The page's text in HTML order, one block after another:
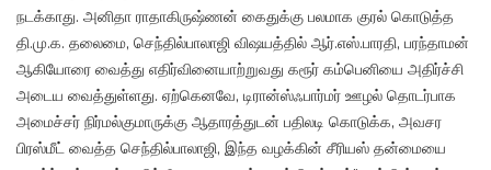
நடக்காது. அனிதா ராதாகிருஷ்ணன் கைதுக்கு பலமாக குரல் கொடுத்த
தி.மு.க. தலைமை, செந்தில்பாலாஜி விஷயத்தில் ஆர்.எஸ்.பாரதி, பரந்தாமன்
ஆகியோரை வைத்து எதிர்வினையாற்றுவது கரூர் கம்பெனியை அதிர்ச்சி
அடைய வைத்துள்ளது. ஏற்கெனவே, டிரான்ஸ்ஃபார்மர் ஊழல் தொடர்பாக
அமைச்சர் நிர்மல்குமாருக்கு ஆதாரத்துடன் பதிலடி கொடுக்க, அவசர
பிரஸ்மீட் வைத்த செந்தில்பாலாஜி, இந்த வழக்கின் சீரியஸ் தன்மையை